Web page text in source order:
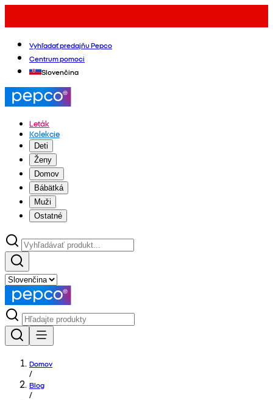
Vyhľadať predajňu Pepco
Centrum pomoci
Slovenčina
Leták
Kolekcie
Deti
Ženy
Domov
Bábätká
Muži
Ostatné
Domov
/
Blog
/